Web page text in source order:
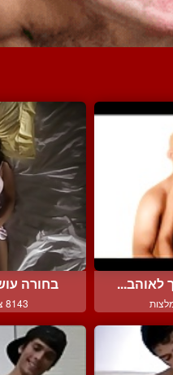
לאוהב... בחורה
8143 צפיות